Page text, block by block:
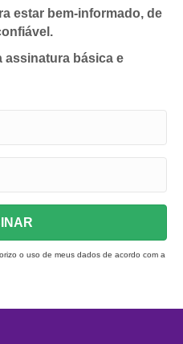
estar bem-informado, de
assinatura básica e
o uso de meus dados de acordo com a